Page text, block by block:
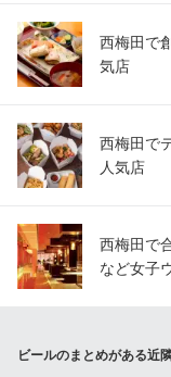
西梅田で
気店
西梅田で
人気店
西梅田で
など女子
ビールのまとめがある近